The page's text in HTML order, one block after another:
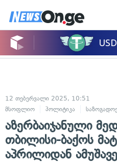
12 თებერვალი 2025, 10:51
მსოფლიო
პოლიტიკა
აზერბაიჯანული
თბილისი-ბაქოს
აპრილიდან